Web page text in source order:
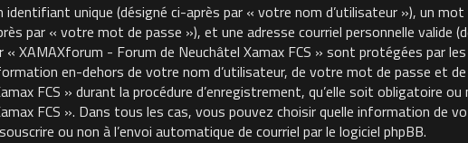
unique (désigné ci-après par « votre nom d’utilisateur »), un
par « votre mot de passe »), et une adresse courriel personnelle valide
XAMAXforum - Forum de Neuchâtel Xamax FCS » sont protégées par
en-dehors de votre nom d’utilisateur, de votre mot de passe et
FCS » durant la procédure d’enregistrement, qu’elle soit obligatoire
FCS ». Dans tous les cas, vous pouvez choisir quelle information de
ou non à l’envoi automatique de courriel par le logiciel phpBB.